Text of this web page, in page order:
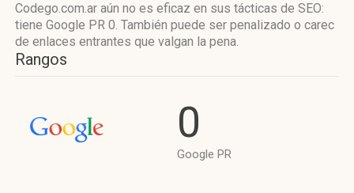
Codego.com.ar aún no es eficaz en sus tácticas de SEO:
tiene Google PR 0. También puede ser penalizado o carec
de enlaces entrantes que valgan la pena.
Rangos
0
Google PR